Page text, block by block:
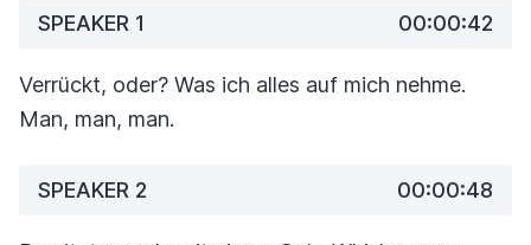
SPEAKER 1 00:00:42
Verrückt, oder? Was ich alles auf mich nehme.
Man, man, man.
SPEAKER 2 00:00:48